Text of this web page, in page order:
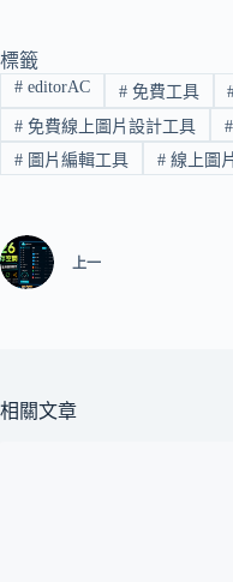
標籤
#editorAC #免費工具
#免費線上圖片設計工具 #
#圖片編輯工具 #線上圖
上一
相關文章